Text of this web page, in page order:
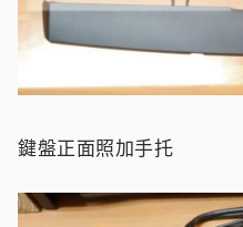
鍵盤正面照加手托